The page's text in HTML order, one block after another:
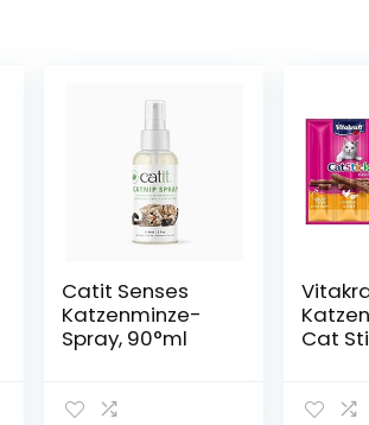
Catit Senses
Katzenminze-
Spray, 90°ml
Cat